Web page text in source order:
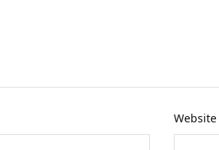
Website